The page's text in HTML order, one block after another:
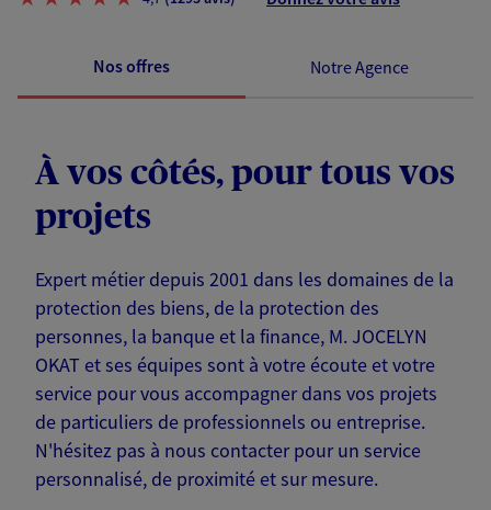
Nos offres Notre Agence
À vos côtés, pour tous vos
projets
Expert métier depuis 2001 dans les domaines de la
protection des biens, de la protection des
personnes, la banque et la finance, M. JOCELYN
OKAT et ses équipes sont à votre écoute et votre
service pour vous accompagner dans vos projets
de particuliers de professionnels ou entreprise.
N'hésitez pas à nous contacter pour un service
personnalisé, de proximité et sur mesure.